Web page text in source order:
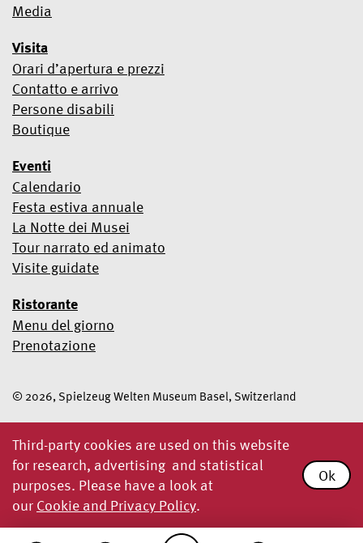
Third-party cookies are used on this website
for research, advertising and statistical
purposes. Please have a look at
our Cookie and Privacy Policy.
Ok
Media
Visita
Orari d’apertura e prezzi
Contatto e arrivo
Persone disabili
Boutique
Eventi
Calendario
Festa estiva annuale
La Notte dei Musei
Tour narrato ed animato
Visite guidate
Ristorante
Menu del giorno
Prenotazione
© 2026, Spielzeug Welten Museum Basel, Switzerland